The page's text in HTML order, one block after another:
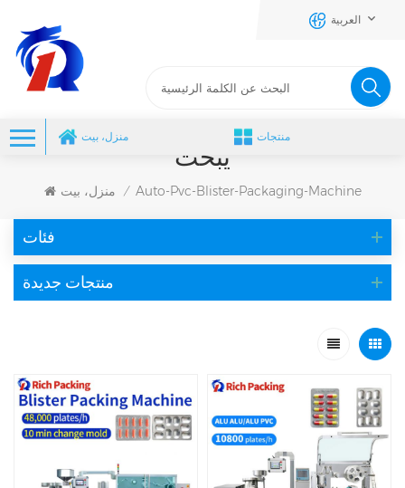
العربية
منزل، بيت منتجات
يبحث
منزل، بيت / Auto-Pvc-Blister-Packaging-Machine
فئات
منتجات جديدة